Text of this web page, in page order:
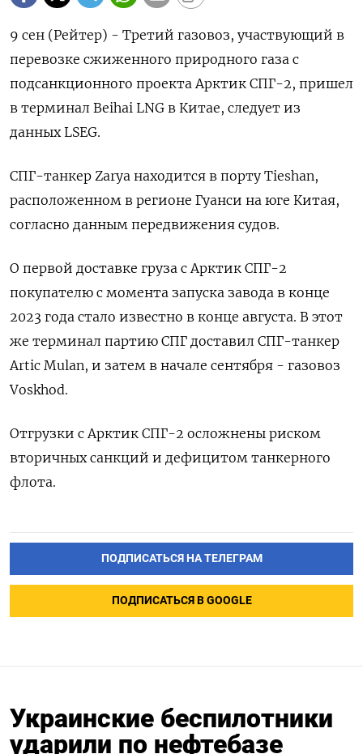
9 сен (Рейтер) - Третий газовоз, участвующий в
перевозке сжиженного природного газа с
подсанкционного проекта Арктик СПГ-2, пришел
в терминал Beihai LNG в Китае, следует из
данных LSEG.
СПГ-танкер Zarya находится в порту Tieshan,
расположенном в регионе Гуанси на юге Китая,
согласно данным передвижения судов.
О первой доставке груза с Арктик СПГ-2
покупателю с момента запуска завода в конце
2023 года стало известно в конце августа. В этот
же терминал партию СПГ доставил СПГ-танкер
Artic Mulan, и затем в начале сентября - газовоз
Voskhod.
Отгрузки с Арктик СПГ-2 осложнены риском
вторичных санкций и дефицитом танкерного
флота.
ПОДПИСАТЬСЯ НА ТЕЛЕГРАМ
ПОДПИСАТЬСЯ В GOOGLE
Украинские беспилотники
ударили по нефтебазе